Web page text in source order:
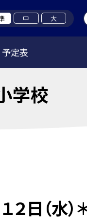
中 大
予定表
学校
（水）